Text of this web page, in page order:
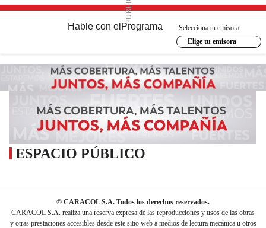
Hable con el Programa
Selecciona tu emisora
Elige tu emisora
ESPACIO PÚBLICO
© CARACOL S.A. Todos los derechos reservados.
CARACOL S.A. realiza una reserva expresa de las reproducciones y usos de las obras
y otras prestaciones accesibles desde este sitio web a medios de lectura mecánica u otros